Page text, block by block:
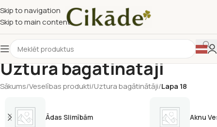
Skip to navigation
Skip to main content
Uztura bagātinātāji
Sākums/Veselības produkti/Uztura bagātinātāji/Lapa 18
Ādas Slimībām Aknu